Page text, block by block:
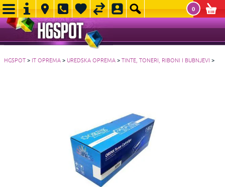
0
HGSPOT> IT OPREMA> UREDSKA OPREMA>TINTE, TONERI, RIBONI I BUBNJEVI >